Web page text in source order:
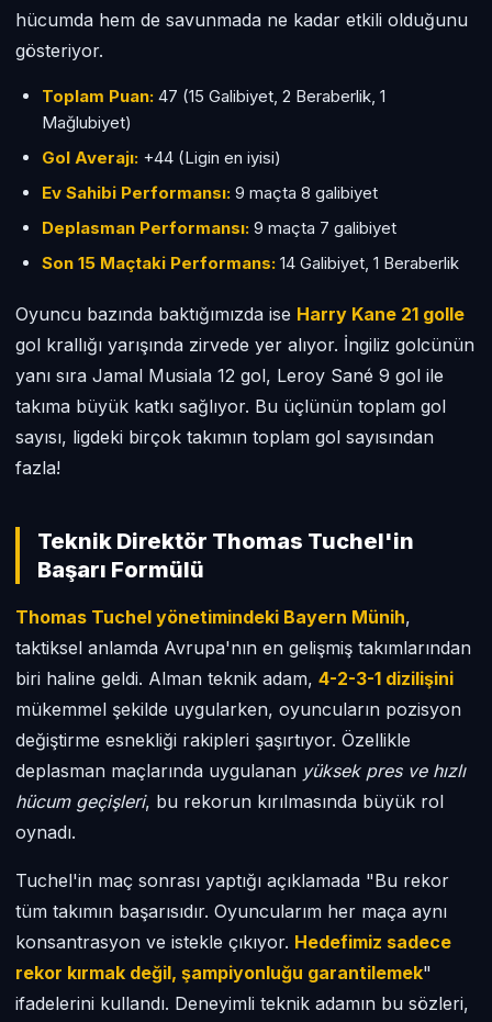
hücumda hem de savunmada ne kadar etkili olduğunu
gösteriyor.
Toplam Puan: 47 (15 Galibiyet, 2 Beraberlik, 1
Mağlubiyet)
Gol Averajı: +44 (Ligin en iyisi)
Ev Sahibi Performansı: 9 maçta 8 galibiyet
Deplasman Performansı: 9 maçta 7 galibiyet
Son 15 Maçtaki Performans: 14 Galibiyet, 1 Beraberlik
Oyuncu bazında baktığımızda ise Harry Kane 21 golle
gol krallığı yarışında zirvede yer alıyor. İngiliz golcünün
yanı sıra Jamal Musiala 12 gol, Leroy Sané 9 gol ile
takıma büyük katkı sağlıyor. Bu üçlünün toplam gol
sayısı, ligdeki birçok takımın toplam gol sayısından
fazla!
Teknik Direktör Thomas Tuchel'in
Başarı Formülü
Thomas Tuchel yönetimindeki Bayern Münih,
taktiksel anlamda Avrupa'nın en gelişmiş takımlarından
biri haline geldi. Alman teknik adam, 4-2-3-1 dizilişini
mükemmel şekilde uygularken, oyuncuların pozisyon
değiştirme esnekliği rakipleri şaşırtıyor. Özellikle
deplasman maçlarında uygulanan yüksek pres ve hızlı
hücum geçişleri, bu rekorun kırılmasında büyük rol
oynadı.
Tuchel'in maç sonrası yaptığı açıklamada "Bu rekor
tüm takımın başarısıdır. Oyuncularım her maça aynı
konsantrasyon ve istekle çıkıyor. Hedefimiz sadece
rekor kırmak değil, şampiyonluğu garantilemek"
ifadelerini kullandı. Deneyimli teknik adamın bu sözleri,